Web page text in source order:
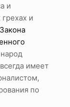
и
и
имеет
по